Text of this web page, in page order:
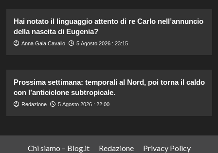
Hai notato il linguaggio attento di re Carlo nell’annuncio
della nascita di Eugenia?
Anna Gaia Cavallo 5 Agosto 2026 : 23:15
Prossima settimana: temporali al Nord, poi torna il caldo
con l’anticiclone subtropicale.
Redazione 5 Agosto 2026 : 22:00
Chi siamo – Blog.it Redazione Privacy Policy